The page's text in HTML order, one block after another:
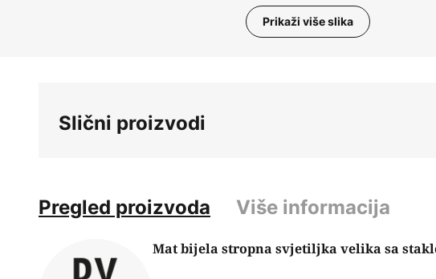
Prikaži više slika
Slični proizvodi
Pregled proizvoda Više informacija
Mat bijela stropna svjetiljka velika sa